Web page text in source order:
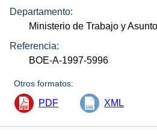
Departamento:
Ministerio de Trabajo y
Referencia:
BOE-A-1997-5996
Otros formatos:
PDF XML